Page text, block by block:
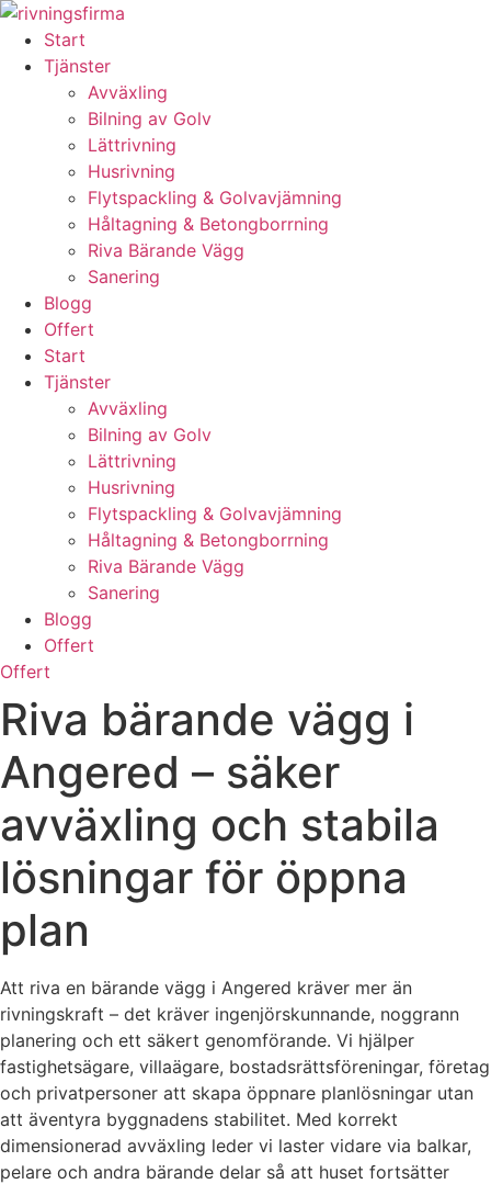
Skip
content
Start
Tjänster
Avväxling
Bilning av Golv
Lättrivning
Husrivning
Flytspackling & Golvavjämning
Håltagning & Betongborrning
Riva Bärande Vägg
Sanering
Blogg
Offert
Start
Tjänster
Avväxling
Bilning av Golv
Lättrivning
Husrivning
Flytspackling & Golvavjämning
Håltagning & Betongborrning
Riva Bärande Vägg
Sanering
Blogg
Offert
Offert
Riva bärande vägg i
Angered – säker
avväxling och stabila
lösningar för öppna
plan
Att riva en bärande vägg i Angered kräver mer än
rivningskraft – det kräver ingenjörskunnande, noggrann
planering och ett säkert genomförande. Vi hjälper
fastighetsägare, villaägare, bostadsrättsföreningar, företag
och privatpersoner att skapa öppnare planlösningar utan
att äventyra byggnadens stabilitet. Med korrekt
dimensionerad avväxling leder vi laster vidare via balkar,
pelare och andra bärande delar så att huset fortsätter